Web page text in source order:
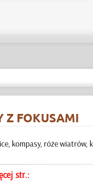
Z FOKUSAMI
kompasy, róże wiatrów,
str.: